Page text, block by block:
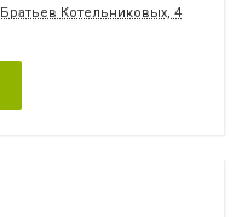
Котельниковых, 4